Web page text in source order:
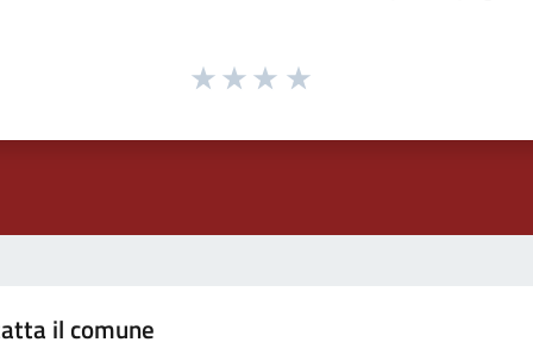
il comune